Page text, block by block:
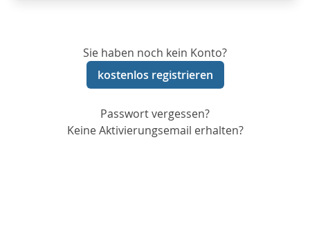
Sie haben noch kein Konto?
kostenlos registrieren
Passwort vergessen?
Keine Aktivierungsemail erhalten?